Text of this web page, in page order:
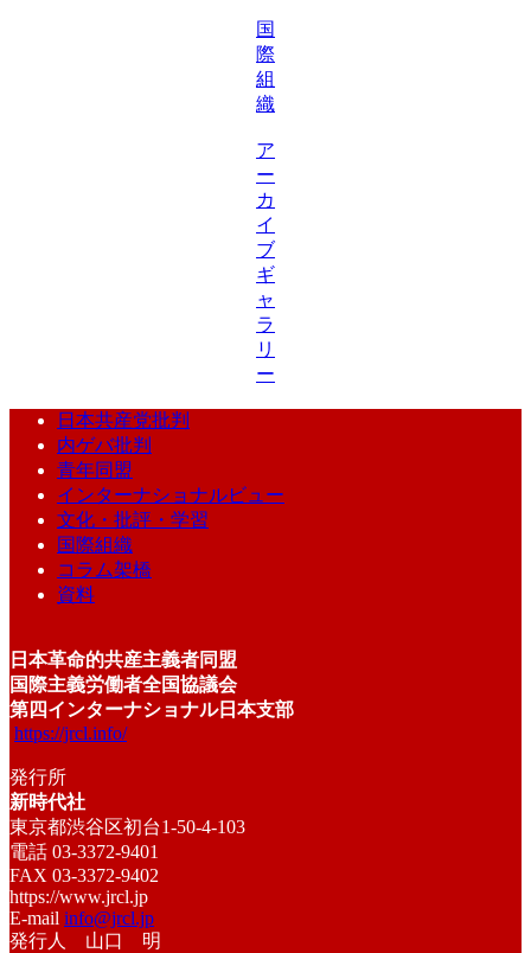
国
際
組
織
ア
ー
カ
イ
ブ
ギ
ャ
ラ
リ
ー
日本共産党批判
内ゲバ批判
青年同盟
インターナショナルビュー
文化・批評・学習
国際組織
コラム架橋
資料
日本革命的共産主義者同盟
国際主義労働者全国協議会
第四インターナショナル日本支部
https://jrcl.info/
発行所
新時代社
東京都渋谷区初台1-50-4-103
電話 03-3372-9401
FAX 03-3372-9402
https://www.jrcl.jp
E-mail info@jrcl.jp
発行人 山口 明